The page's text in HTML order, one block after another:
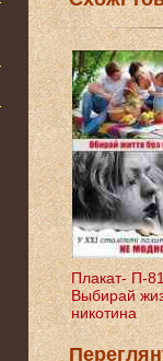
Плакат- П-
Выбирай
никотина